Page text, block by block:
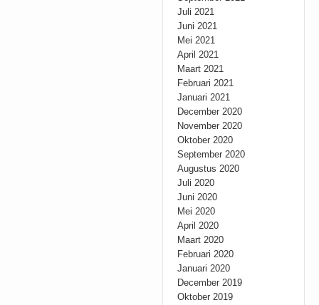
Juli 2021
Juni 2021
Mei 2021
April 2021
Maart 2021
Februari 2021
Januari 2021
December 2020
November 2020
Oktober 2020
September 2020
Augustus 2020
Juli 2020
Juni 2020
Mei 2020
April 2020
Maart 2020
Februari 2020
Januari 2020
December 2019
Oktober 2019